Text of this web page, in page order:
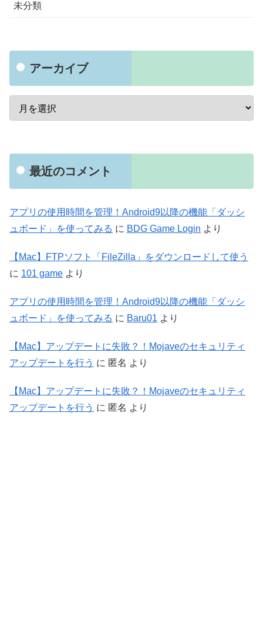
未分類
アーカイブ
最近のコメント
アプリの使用時間を管理！Android9以降の機能「ダッシ
ュボード」を使ってみる に BDG Game Login より
【Mac】FTPソフト「FileZilla」をダウンロードして使う
に 101 game より
アプリの使用時間を管理！Android9以降の機能「ダッシ
ュボード」を使ってみる に Baru01 より
【Mac】アップデートに失敗？！Mojaveのセキュリティ
アップデートを行う に 匿名 より
【Mac】アップデートに失敗？！Mojaveのセキュリティ
アップデートを行う に 匿名 より